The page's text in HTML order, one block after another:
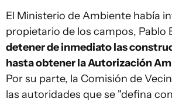
El Ministerio de Ambiente había
propietario de los campos, Pablo
detener de inmediato las
hasta obtener la Autorización
Por su parte, la Comisión de
las autoridades que se "defina